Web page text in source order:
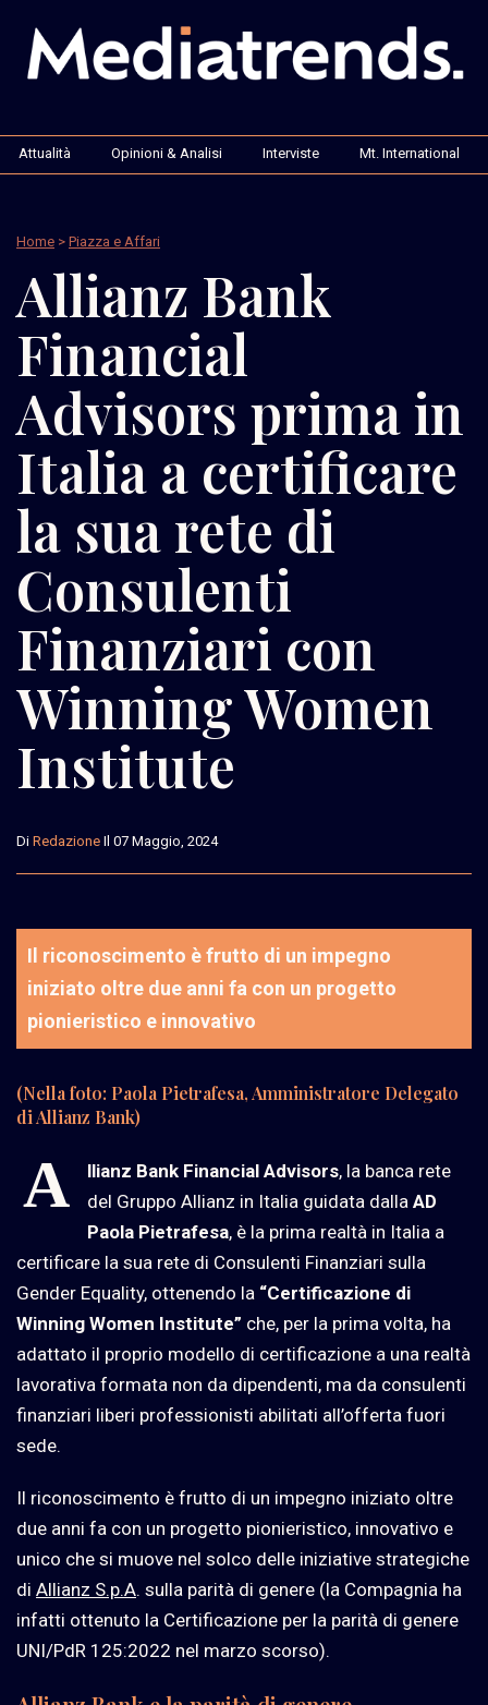
Attualità Opinioni & Analisi Interviste Mt. International
Home > Piazza e Affari
Allianz Bank
Financial
Advisors prima in
Italia a certificare
la sua rete di
Consulenti
Finanziari con
Winning Women
Institute
Di Redazione Il 07 Maggio, 2024
Il riconoscimento è frutto di un impegno
iniziato oltre due anni fa con un progetto
pionieristico e innovativo
(Nella foto: Paola Pietrafesa, Amministratore Delegato
di Allianz Bank)
A llianz Bank Financial Advisors, la banca rete
del Gruppo Allianz in Italia guidata dalla AD
Paola Pietrafesa, è la prima realtà in Italia a
certificare la sua rete di Consulenti Finanziari sulla
Gender Equality, ottenendo la “Certificazione di
Winning Women Institute” che, per la prima volta, ha
adattato il proprio modello di certificazione a una realtà
lavorativa formata non da dipendenti, ma da consulenti
finanziari liberi professionisti abilitati all’offerta fuori
sede.
Il riconoscimento è frutto di un impegno iniziato oltre
due anni fa con un progetto pionieristico, innovativo e
unico che si muove nel solco delle iniziative strategiche
di Allianz S.p.A. sulla parità di genere (la Compagnia ha
infatti ottenuto la Certificazione per la parità di genere
UNI/PdR 125:2022 nel marzo scorso).